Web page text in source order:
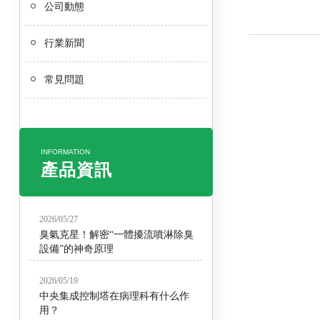
公司動態
行業新聞
常見問題
INFORMATION
產品資訊
2026/05/27
臭氣克星！解密“一體擾流噴淋除臭
設備”的神奇原理
2026/05/19
中央集成控制塔在病理科有什么作
用？